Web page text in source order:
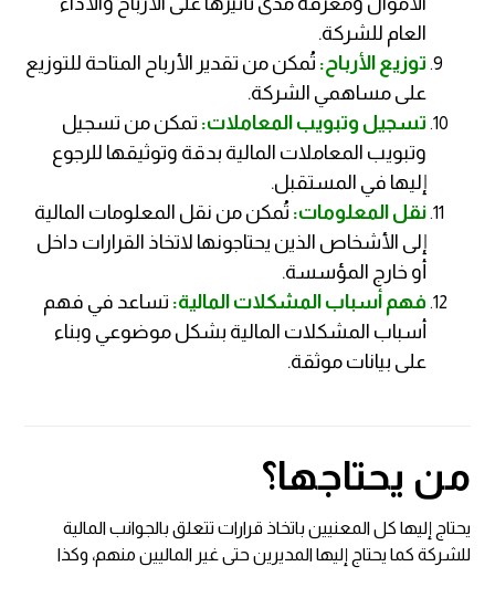
العام للشركة.
توزيع الأرباح: تُمكن من تقدير الأرباح المتاحة للتوزيع
على مساهمي الشركة.
تسجيل وتبويب المعاملات: تمكن من تسجيل
وتبويب المعاملات المالية بدقة وتوثيقها للرجوع
إليها في المستقبل.
نقل المعلومات: تُمكن من نقل المعلومات المالية
إلى الأشخاص الذين يحتاجونها لاتخاذ القرارات داخل
أو خارج المؤسسة.
فهم أسباب المشكلات المالية: تساعد في فهم
أسباب المشكلات المالية بشكل موضوعي وبناء
على بيانات موثقة.
من يحتاجها؟
يحتاج إليها كل المعنيين باتخاذ قرارات تتعلق بالجوانب المالية
للشركة كما يحتاج إليها المديرين حتى غير الماليين منهم، وكذا